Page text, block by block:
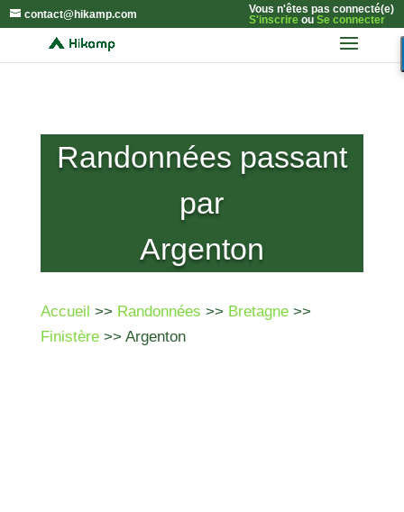
contact@hikamp.com
Vous n'êtes pas connecté(e)
S'inscrireou Se connecter
Randonnées passant
par
Argenton
Accueil >> Randonnées >> Bretagne>>
Finistère>> Argenton